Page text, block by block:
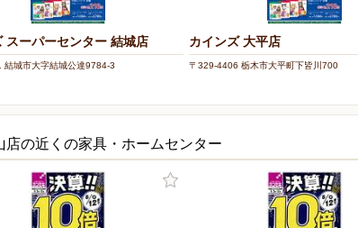
スーパーセンター 結城店
結城市大字結城公達9784-3
カインズ 大平店
〒329-4406 栃木市大平町下皆川700
店の近くの家具・ホームセンター